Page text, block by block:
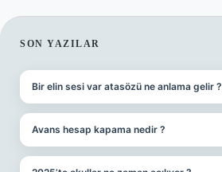
SIDEBAR
SON YAZILAR
Bir elin sesi var atasözü ne anlama gelir ?
Avans hesap kapama nedir ?